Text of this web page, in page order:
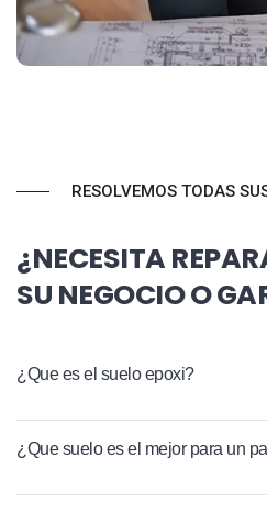
RESOLVEMOS TODAS
¿NECESITA
SU NEGOCIO O
¿Que es el suelo epoxi?
¿Que suelo es el mejor para un